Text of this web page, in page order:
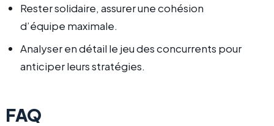
Rester solidaire, assurer une cohésion
d’équipe maximale.
Analyser en détail le jeu des concurrents pour
anticiper leurs stratégies.
FAQ